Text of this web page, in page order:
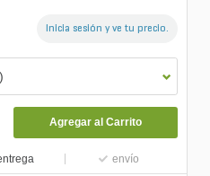
Inicia sesión y ve tu precio.
Agregar al Carrito
envío